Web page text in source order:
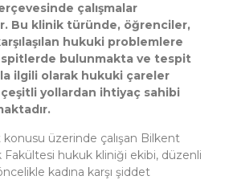
çalışmalar
Bu klinik türünde, öğrenciler,
hukuki problemlere
bulunmakta ve tespit
ilgili olarak hukuki çareler
yollardan ihtiyaç sahibi
konusu üzerinde çalışan Bilkent
Fakültesi hukuk kliniği ekibi, düzenli
kadına karşı şiddet